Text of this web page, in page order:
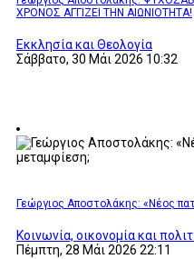
ΧΡΟΝΟΣ ΑΓΓΙΖΕΙ ΤΗΝ ΑΙΩΝΙΟΤΗΤΑ!
Εκκλησία και Θεολογία
Σάββατο, 30 Μάι 2026 10:32
Γεώργιος Αποστολάκης: «Νέος
Κοινωνία, οικονομία και
Πέμπτη, 28 Μάι 2026 22:11